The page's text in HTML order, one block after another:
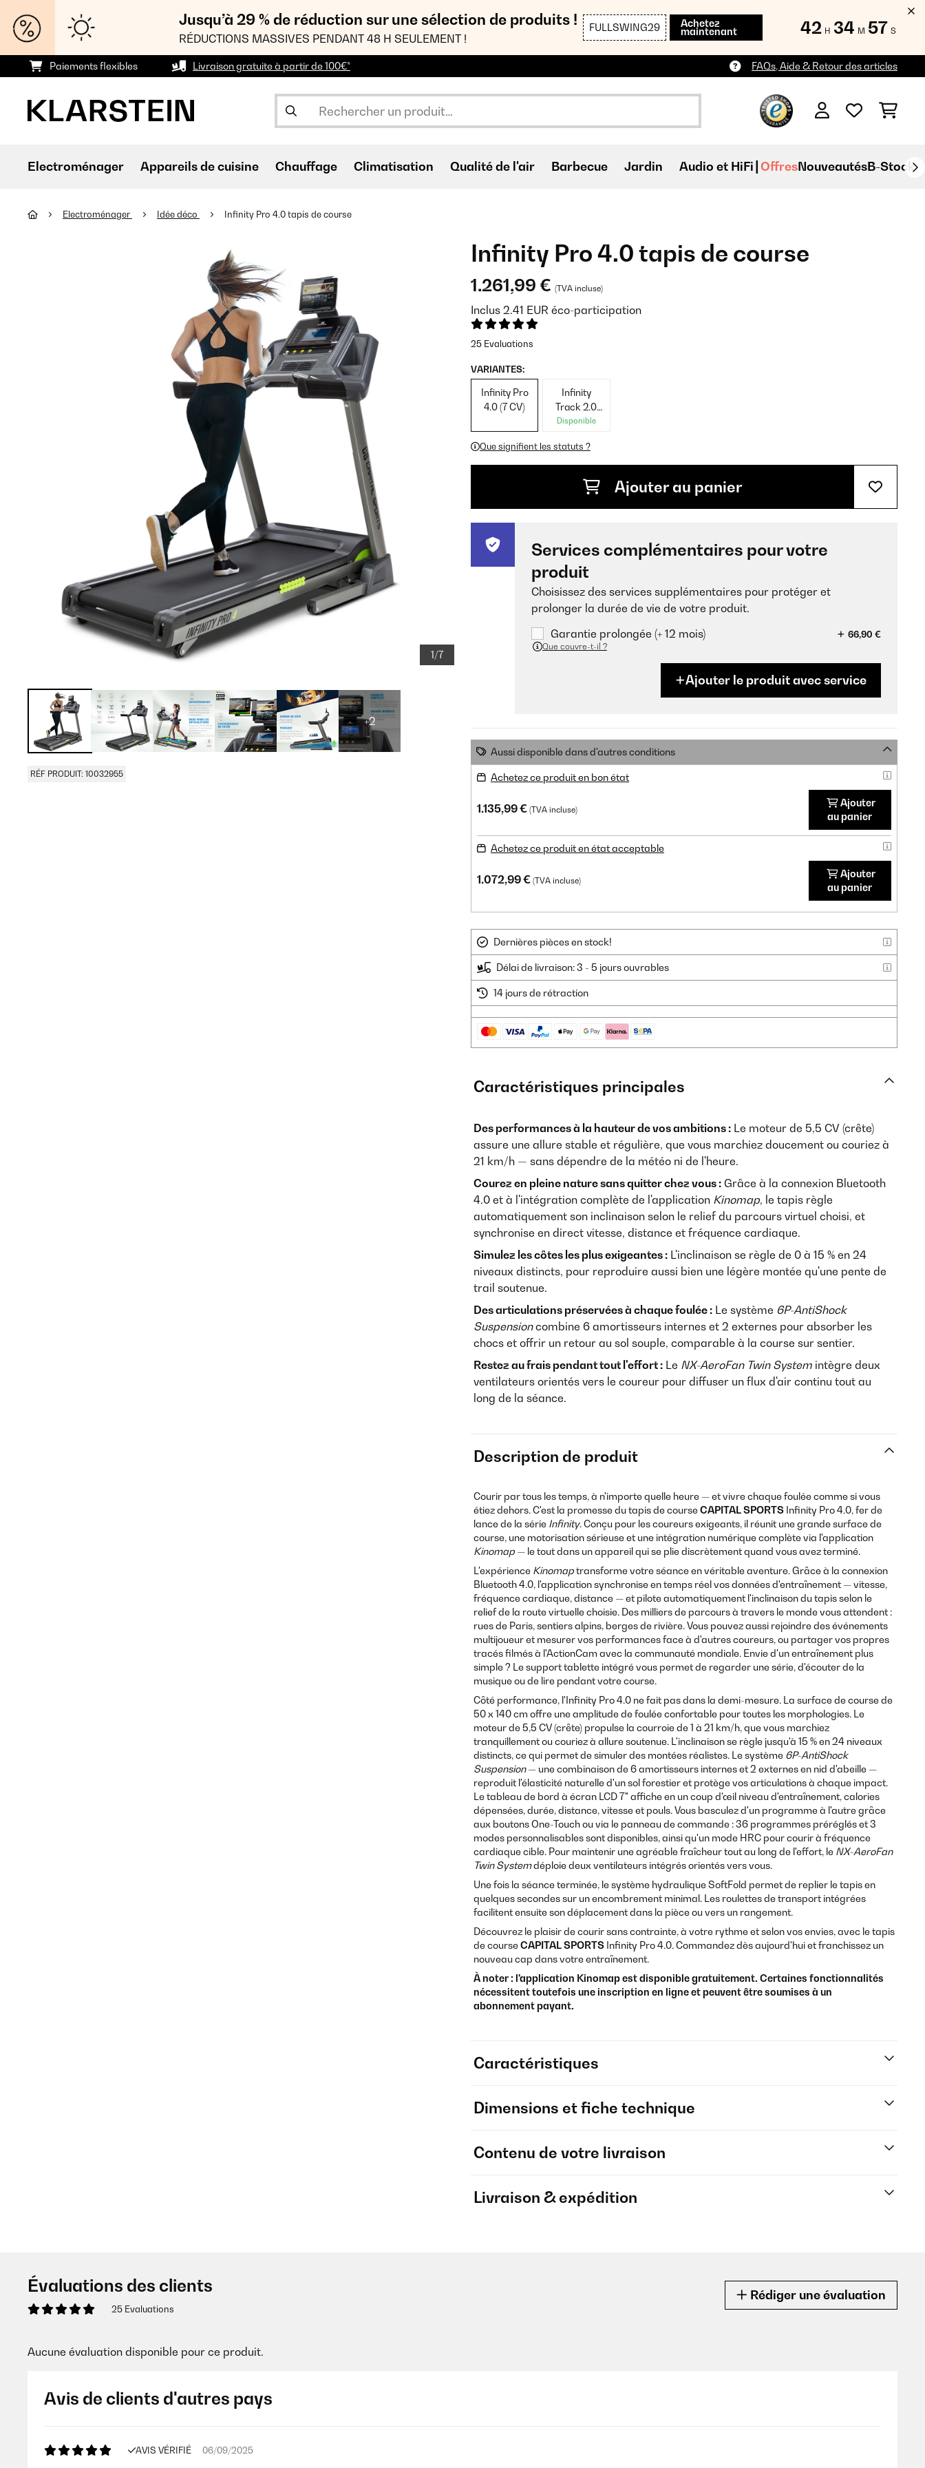
Jusqu’à 29 % de réduction sur une sélection de produits !
RÉDUCTIONS MASSIVES PENDANT 48 H SEULEMENT !
FULLSWING29 Achetez
maintenant 42 H 34 M 56 S
Paiements flexibles Livraison gratuite à partir de 100€* FAQs, Aide & Retour des articles
Electroménager Appareils de cuisine Chauffage Climatisation Qualité de l'air Barbecue Jardin Audio et HiFi OffresNouveautésB-Stock
Electroménager Idée déco Infinity Pro 4.0 tapis de course
1/7
+2
RÉF PRODUIT: 10032955
Infinity Pro 4.0 tapis de course
1.261,99 € (TVA incluse)
Inclus 2.41 EUR éco-participation
25 Evaluations
VARIANTES:
Infinity Pro
4.0 (7 CV)
Infinity
Track 2.0
(4,5 CV)
Disponible
Que signifient les statuts ?
Ajouter au panier
Services complémentaires pour votre
produit
Choisissez des services supplémentaires pour protéger et
prolonger la durée de vie de votre produit.
Garantie prolongée (+ 12 mois)
66,90 €
Que couvre-t-il ?
Ajouter le produit avec service
Aussi disponible dans d'autres conditions
Achetez ce produit en bon état
1.135,99 € (TVA incluse)
Ajouter
au panier
Achetez ce produit en état acceptable
1.072,99 € (TVA incluse)
Ajouter
au panier
Dernières pièces en stock!
Délai de livraison: 3 - 5 jours ouvrables
14 jours de rétraction
Caractéristiques principales
Des performances à la hauteur de vos ambitions : Le moteur de 5,5 CV (crête)
assure une allure stable et régulière, que vous marchiez doucement ou couriez à
21 km/h — sans dépendre de la météo ni de l'heure.
Courez en pleine nature sans quitter chez vous : Grâce à la connexion Bluetooth
4.0 et à l'intégration complète de l'application Kinomap, le tapis règle
automatiquement son inclinaison selon le relief du parcours virtuel choisi, et
synchronise en direct vitesse, distance et fréquence cardiaque.
Simulez les côtes les plus exigeantes : L'inclinaison se règle de 0 à 15 % en 24
niveaux distincts, pour reproduire aussi bien une légère montée qu'une pente de
trail soutenue.
Des articulations préservées à chaque foulée : Le système 6P-AntiShock
Suspensioncombine 6 amortisseurs internes et 2 externes pour absorber les
chocs et offrir un retour au sol souple, comparable à la course sur sentier.
Restez au frais pendant tout l'effort : Le NX-AeroFan Twin System intègre deux
ventilateurs orientés vers le coureur pour diffuser un flux d'air continu tout au
long de la séance.
Description de produit
Courir par tous les temps, à n'importe quelle heure — et vivre chaque foulée comme si vous
étiez dehors. C'est la promesse du tapis de courseCAPITAL SPORTS Infinity Pro 4.0, fer de
lance de la série Infinity. Conçu pour les coureurs exigeants, il réunit une grande surface de
course, une motorisation sérieuse et une intégration numérique complète via l'application
Kinomap — le tout dans un appareil qui se plie discrètement quand vous avez terminé.
L'expérience Kinomaptransforme votre séance en véritable aventure. Grâce à la connexion
Bluetooth 4.0, l'application synchronise en temps réel vos données d'entraînement — vitesse,
fréquence cardiaque, distance — et pilote automatiquement l'inclinaison du tapis selon le
relief de la route virtuelle choisie. Des milliers de parcours à travers le monde vous attendent :
rues de Paris, sentiers alpins, berges de rivière. Vous pouvez aussi rejoindre des événements
multijoueur et mesurer vos performances face à d'autres coureurs, ou partager vos propres
tracés filmés à l'ActionCam avec la communauté mondiale. Envie d'un entraînement plus
simple ? Le support tablette intégré vous permet de regarder une série, d'écouter de la
musique ou de lire pendant votre course.
Côté performance, l'Infinity Pro 4.0 ne fait pas dans la demi-mesure. La surface de course de
50 x 140 cm offre une amplitude de foulée confortable pour toutes les morphologies. Le
moteur de 5,5 CV (crête) propulse la courroie de 1 à 21 km/h, que vous marchiez
tranquillement ou couriez à allure soutenue. L'inclinaison se règle jusqu'à 15 % en 24 niveaux
distincts, ce qui permet de simuler des montées réalistes. Le système 6P-AntiShock
Suspension— une combinaison de 6 amortisseurs internes et 2 externes en nid d'abeille —
reproduit l'élasticité naturelle d'un sol forestier et protège vos articulations à chaque impact.
Le tableau de bord à écran LCD 7" affiche en un coup d'œil niveau d'entraînement, calories
dépensées, durée, distance, vitesse et pouls. Vous basculez d'un programme à l'autre grâce
aux boutons One-Touch ou via le panneau de commande : 36 programmes préréglés et 3
modes personnalisables sont disponibles, ainsi qu'un mode HRC pour courir à fréquence
cardiaque cible. Pour maintenir une agréable fraîcheur tout au long de l'effort, le NX-AeroFan
Twin Systemdéploie deux ventilateurs intégrés orientés vers vous.
Une fois la séance terminée, le système hydraulique SoftFold permet de replier le tapis en
quelques secondes sur un encombrement minimal. Les roulettes de transport intégrées
facilitent ensuite son déplacement dans la pièce ou vers un rangement.
Découvrez le plaisir de courir sans contrainte, à votre rythme et selon vos envies, avec le tapis
de courseCAPITAL SPORTS Infinity Pro 4.0. Commandez dès aujourd'hui et franchissez un
nouveau cap dans votre entraînement.
À noter : l'application Kinomap est disponible gratuitement. Certaines fonctionnalités
nécessitent toutefois une inscription en ligne et peuvent être soumises à un
abonnement payant.
Caractéristiques
Dimensions et fiche technique
Contenu de votre livraison
Livraison & expédition
Évaluations des clients
25 Evaluations
Rédiger une évaluation
Aucune évaluation disponible pour ce produit.
Avis de clients d'autres pays
AVIS VÉRIFIÉ 06/09/2025